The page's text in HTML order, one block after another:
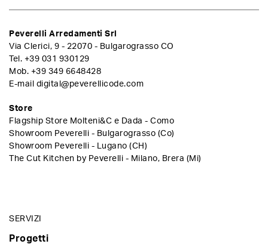
Peverelli Arredamenti Srl
Via Clerici, 9 - 22070 - Bulgarograsso CO
Tel. +39 031 930129
Mob. +39 349 6648428
E-mail digital@peverellicode.com
Store
Flagship Store Molteni&C e Dada - Como
Showroom Peverelli - Bulgarograsso (Co)
Showroom Peverelli - Lugano (CH)
The Cut Kitchen by Peverelli - Milano, Brera (Mi)
SERVIZI
Progetti